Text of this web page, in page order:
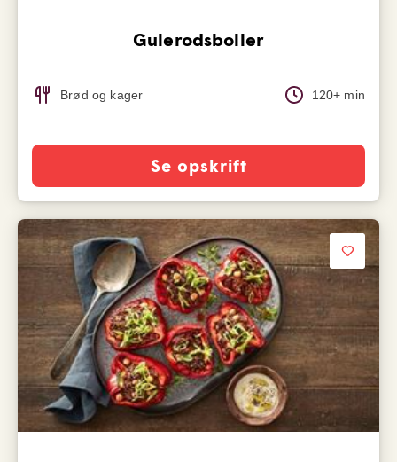
Gulerodsboller
Brød og kager 120+ min
Se opskrift